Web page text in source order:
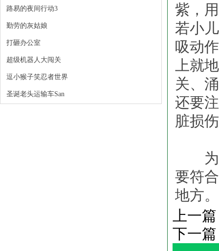
路易的夜间行动3
勤劳的灰姑娘
打砸办公室
超级机器人大闯关
逗小猴子笑忍者世界
圣诞老头运输车San
紫，
若小
吸动
上就
关、
还要
脏损
为防
要符
地方
上一
下一